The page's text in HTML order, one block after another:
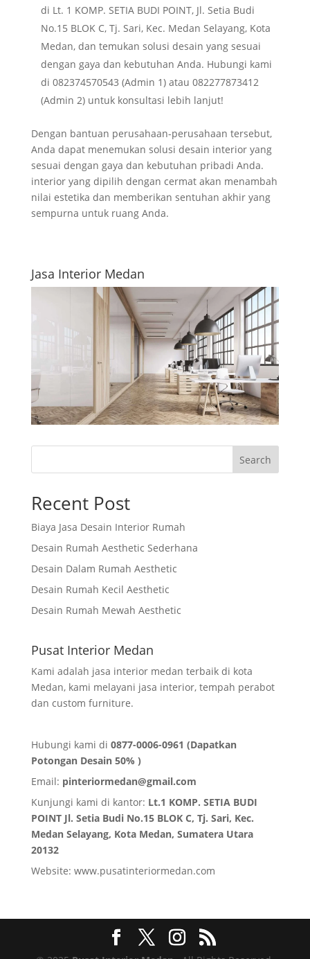
di Lt. 1 KOMP. SETIA BUDI POINT, Jl. Setia Budi
No.15 BLOK C, Tj. Sari, Kec. Medan Selayang, Kota
Medan, dan temukan solusi desain yang sesuai
dengan gaya dan kebutuhan Anda. Hubungi kami
di 082374570543 (Admin 1) atau 082277873412
(Admin 2) untuk konsultasi lebih lanjut!
Dengan bantuan perusahaan-perusahaan tersebut,
Anda dapat menemukan solusi desain interior yang
sesuai dengan gaya dan kebutuhan pribadi Anda.
interior yang dipilih dengan cermat akan menambah
nilai estetika dan memberikan sentuhan akhir yang
sempurna untuk ruang Anda.
Jasa Interior Medan
Search
Recent Post
Biaya Jasa Desain Interior Rumah
Desain Rumah Aesthetic Sederhana
Desain Dalam Rumah Aesthetic
Desain Rumah Kecil Aesthetic
Desain Rumah Mewah Aesthetic
Pusat Interior Medan
Kami adalah jasa interior medan terbaik di kota
Medan, kami melayani jasa interior, tempah perabot
dan custom furniture.
Hubungi kami di 0877-0006-0961 (Dapatkan
Potongan Desain 50% )
Email: pinteriormedan@gmail.com
Kunjungi kami di kantor: Lt.1 KOMP. SETIA BUDI
POINT Jl. Setia Budi No.15 BLOK C, Tj. Sari, Kec.
Medan Selayang, Kota Medan, Sumatera Utara
20132
Website: www.pusatinteriormedan.com